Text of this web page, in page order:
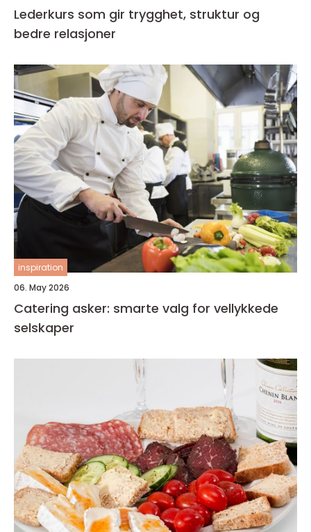
Lederkurs som gir trygghet, struktur og
bedre relasjoner
inspiration
06. May 2026
Catering asker: smarte valg for vellykkede
selskaper